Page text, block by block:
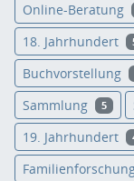
Online-Beratung
18. Jahrhundert
Buchvorstellung
Sammlung 5
19. Jahrhundert